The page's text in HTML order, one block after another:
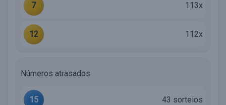
7 113x
12 112x
Números atrasados
15 43 sorteios